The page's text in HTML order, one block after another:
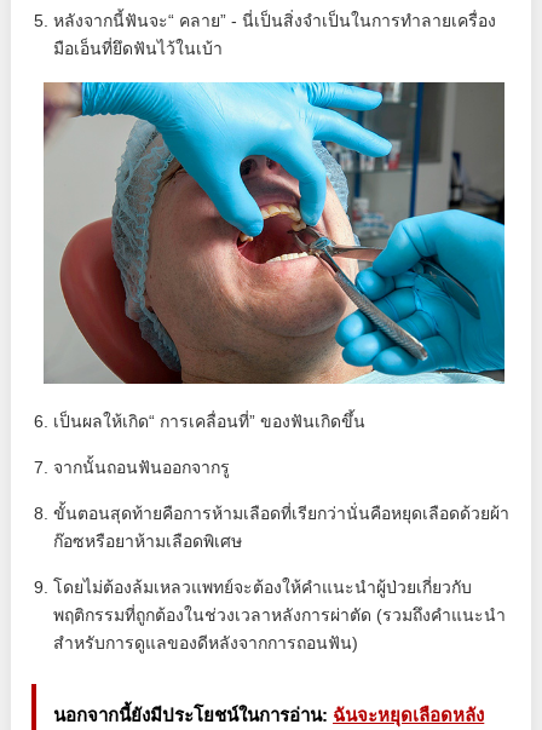
หลังจากนี้ฟันจะ“ คลาย” - นี่เป็นสิ่งจำเป็นในการทำลายเครื่อง
มือเอ็นที่ยึดฟันไว้ในเบ้า
เป็นผลให้เกิด“ การเคลื่อนที่” ของฟันเกิดขึ้น
จากนั้นถอนฟันออกจากรู
ขั้นตอนสุดท้ายคือการห้ามเลือดที่เรียกว่านั่นคือหยุดเลือดด้วยผ้า
ก๊อซหรือยาห้ามเลือดพิเศษ
โดยไม่ต้องล้มเหลวแพทย์จะต้องให้คำแนะนำผู้ป่วยเกี่ยวกับ
พฤติกรรมที่ถูกต้องในช่วงเวลาหลังการผ่าตัด (รวมถึงคำแนะนำ
สำหรับการดูแลของดีหลังจากการถอนฟัน)
นอกจากนี้ยังมีประโยชน์ในการอ่าน: ฉันจะหยุดเลือดหลัง